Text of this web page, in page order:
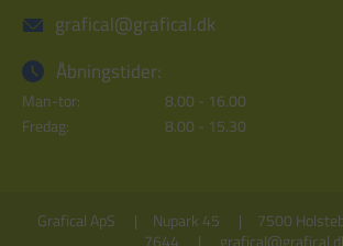
grafical@grafical.dk
Åbningstider:
Man-tor:
8.00 - 16.00
Fredag:
8.00 - 15.30
Grafical ApS Nupark 45 7500
7644